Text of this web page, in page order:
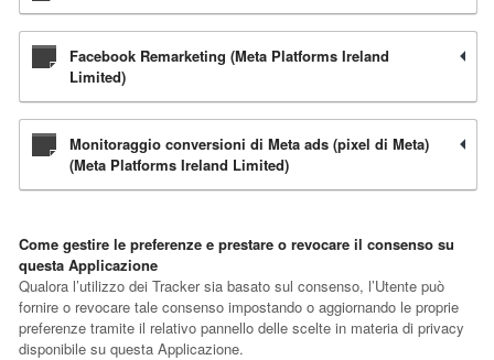
Facebook Remarketing (Meta Platforms Ireland
Limited)
Monitoraggio conversioni di Meta ads (pixel di Meta)
(Meta Platforms Ireland Limited)
Come gestire le preferenze e prestare o revocare il consenso su
questa Applicazione
Qualora l’utilizzo dei Tracker sia basato sul consenso, l’Utente può
fornire o revocare tale consenso impostando o aggiornando le proprie
preferenze tramite il relativo pannello delle scelte in materia di privacy
disponibile su questa Applicazione.